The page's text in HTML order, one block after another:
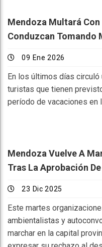
Mendoza Multará Con
Conduzcan Tomando
09 Ene 2026
En los últimos días circuló
turistas que tienen
período de vacaciones en
Mendoza Vuelve A
Tras La Aprobación
23 Dic 2025
Este martes
ambientalistas y
marchar en la capital